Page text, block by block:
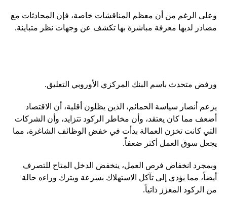
وعلى الرغم من أن معظم المناقشات خاصة، فإن المحادثات مع
مصادر لديها معرفة مباشرة بها تكشف عن وجهات نظر متباينة.
ورفض متحدث باسم البنك المركزي الأوروبي التعليق.
يزعم أنصار سياسة الحمائم، الذين يظلون أقلية، أن الاقتصاد
أضعف مما كان يعتقد، وأن مخاطر الركود تتزايد، وأن الشركات
التي كانت تخزن العمالة بدأت في خفض الوظائف الشاغرة، مما
يجعل سوق العمل أكثر ضعفاً.
وبمجرد انخفاض فرص العمل، ينخفض ​​الدخل المتاح للتصرف
أيضاً، مما يؤدي إلى تآكل الاستهلاك بسرعة ويترك وراءه حالة
من الركود المعزز ذاتياً.